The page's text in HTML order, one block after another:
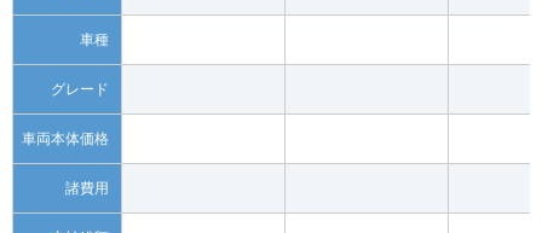
車種
グレード
車両本体価格
諸費用